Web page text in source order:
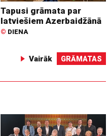
Tapusi grāmata par
latviešiem Azerbaidžānā
© DIENA
Vairāk GRĀMATAS